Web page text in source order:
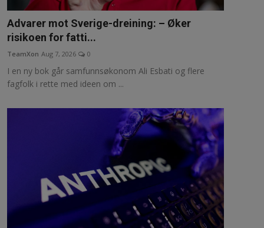
Advarer mot Sverige-dreining: – Øker
risikoen for fatti...
TeamXon Aug 7, 2026 0
I en ny bok går samfunnsøkonom Ali Esbati og flere
fagfolk i rette med ideen om ...